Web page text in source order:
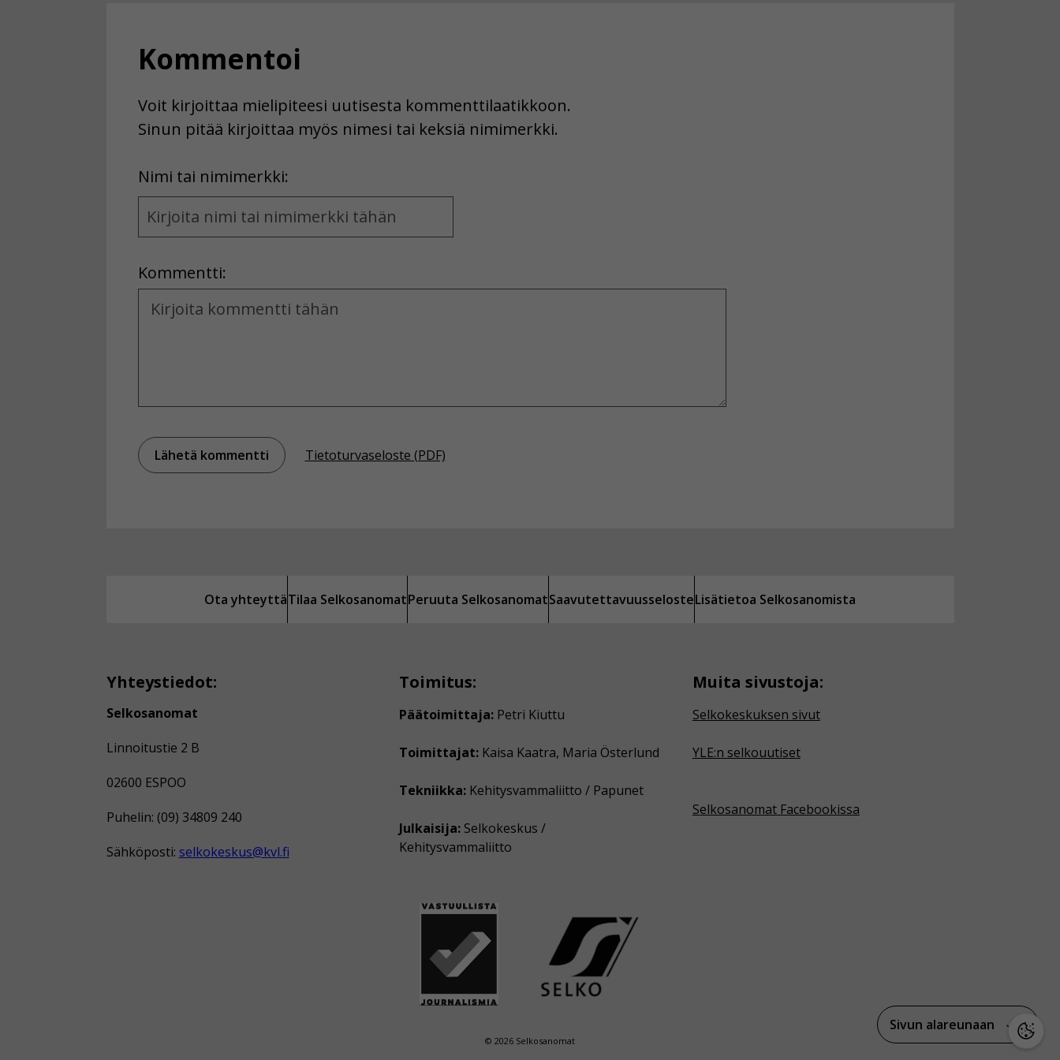
Sivun alareunaan
Kommentoi
Voit kirjoittaa mielipiteesi uutisesta kommenttilaatikkoon.
Sinun pitää kirjoittaa myös nimesi tai keksiä nimimerkki.
Nimi tai nimimerkki:
Name
and
Kommentti:
Kommentti
Tietoturvaseloste (PDF)
Ota yhteyttäTilaa SelkosanomatPeruuta SelkosanomatSaavutettavuusselosteLisätietoa Selkosanomista
Yhteystiedot:
Selkosanomat
Linnoitustie 2 B
02600 ESPOO
Puhelin: (09) 34809 240
Sähköposti: selkokeskus@kvl.fi
Toimitus:
Päätoimittaja: Petri Kiuttu
Toimittajat: Kaisa Kaatra, Maria Österlund
Tekniikka: Kehitysvammaliitto / Papunet
Julkaisija: Selkokeskus /
Kehitysvammaliitto
Muita sivustoja:
Selkokeskuksen sivut
YLE:n selkouutiset
Selkosanomat Facebookissa
© 2026 Selkosanomat